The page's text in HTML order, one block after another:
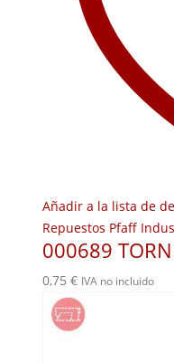
Añadir a la lista de
Repuestos Pfaff
000689
0,75 € IVA no incluido